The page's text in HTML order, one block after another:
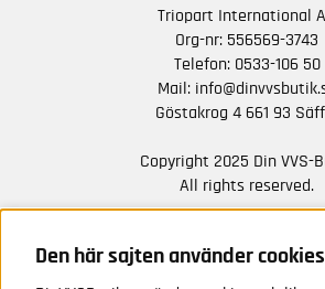
Triopart International
Org-nr: 556569-3743
Telefon: 0533-106 50
Mail:
Göstakrog 4 661 93
Copyright 2025 Din VVS-
All rights reserved.
NYHETER FRÅN OSS
Den här sajten använder cookies